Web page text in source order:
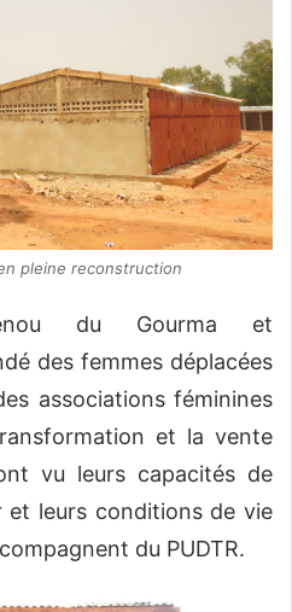
pleine reconstruction
du Gourma et
des femmes déplacées
associations féminines
et la vente
vu leurs capacités de
et leurs conditions de vie
du PUDTR.